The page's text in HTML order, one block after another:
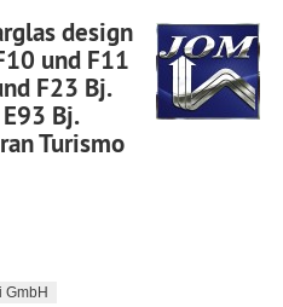
design
und F11
F23 Bj.
Bj.
Turismo
GmbH